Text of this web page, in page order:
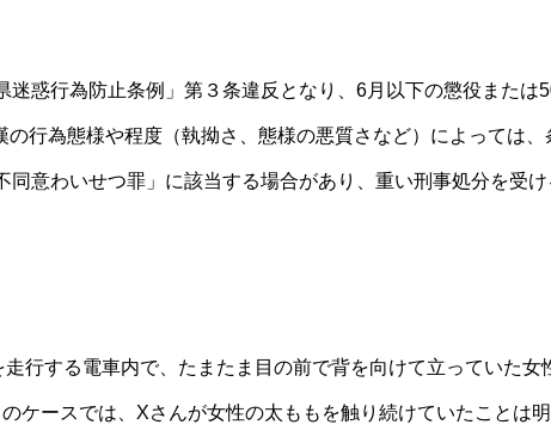
惑行為防止条例」第３条違反となり、6月以下の懲役または
行為態様や程度（執拗さ、態様の悪質さなど）によっては
同意わいせつ罪」に該当する場合があり、重い刑事処分を受け
行する電車内で、たまたま目の前で背を向けて立っていた女
ケースでは、Xさんが女性の太ももを触り続けていたことは明